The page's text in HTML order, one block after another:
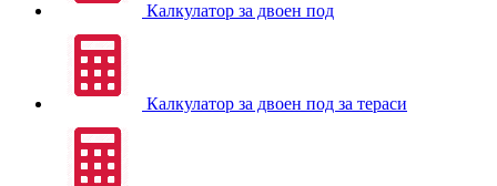
Калкулатор за двоен под
Калкулатор за двоен под за тераси